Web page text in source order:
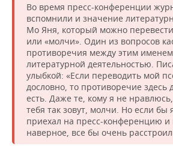
Во время пресс-конференции
вспомнили и значение
Мо Яня, который можно перевести
или «молчи». Один из вопросов
противоречия между этим
литературной деятельностью.
улыбкой: «Если переводить мой
дословно, то противоречие здесь
есть. Даже те, кому я не
тебя так зовут, молчи. Но если бы
приехал на пресс-конференцию и
наверное, все бы очень